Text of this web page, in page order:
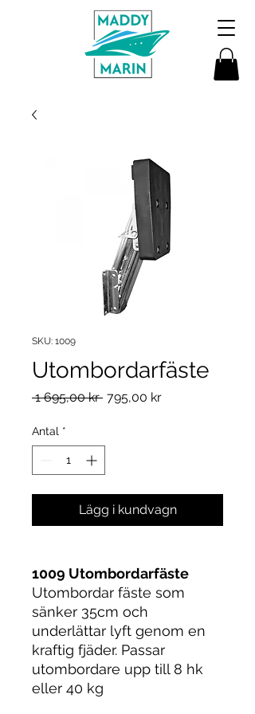
SKU: 1009
Utombordarfäste
1 695,00 kr Ordinarie
795,00 krReapris
Antal *
Lägg i kundvagn
1009 Utombordarfäste
Utombordar fäste som
sänker 35cm och
underlättar lyft genom en
kraftig fjäder. Passar
utombordare upp till 8 hk
eller 40 kg